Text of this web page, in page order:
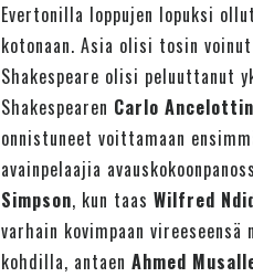
Evertonilla loppujen lopuksi
kotonaan. Asia olisi tosin
Shakespeare olisi peluuttanut
Shakespearen Carlo Ancelottin
onnistuneet voittamaan
avainpelaajia
Simpson, kun taas Wilfred
varhain kovimpaan vireeseensä
kohdilla, antaen Ahmed